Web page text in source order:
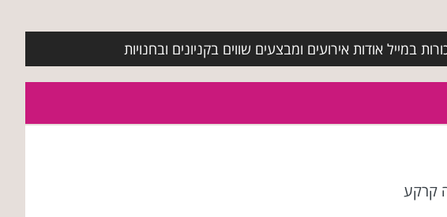
במייל אודות אירועים ומבצעים שווים בקניונים ובחנויות
קרקע